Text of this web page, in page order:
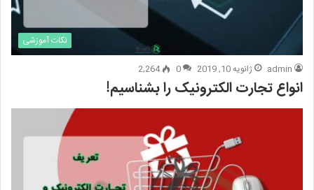
نکات آموزشی
admin ژانویه 10, 2019 0
2,264
انواع تجارت الکترونیک را بشناسیم!